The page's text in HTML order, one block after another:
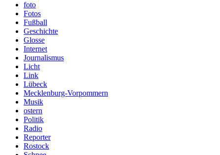
foto
Fotos
Fußball
Geschichte
Glosse
Internet
Journalismus
Licht
Link
Lübeck
Mecklenburg-Vorpommern
Musik
ostern
Politik
Radio
Reporter
Rostock